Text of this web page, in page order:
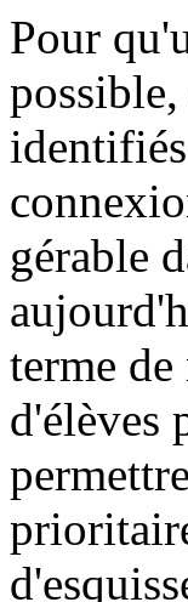
Pour
gérable
terme de
d'élèves